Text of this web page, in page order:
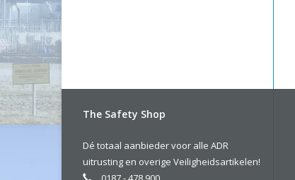
The Safety Shop
Dé totaal aanbieder voor alle ADR
uitrusting en overige Veiligheidsartikelen!